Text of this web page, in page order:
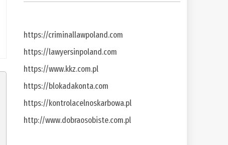
https://criminallawpoland.com
https://lawyersinpoland.com
https://www.kkz.com.pl
https://blokadakonta.com
https://kontrolacelnoskarbowa.pl
http://www.dobraosobiste.com.pl